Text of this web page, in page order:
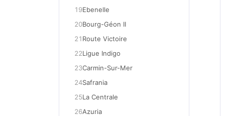
19Ebenelle
20Bourg-Géon II
21Route Victoire
22Ligue Indigo
23Carmin-Sur-Mer
24Safrania
25La Centrale
26Azuria